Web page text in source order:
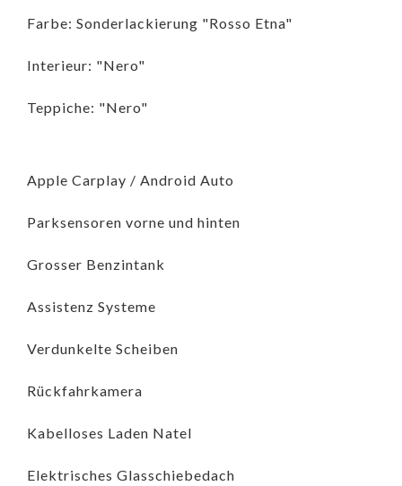
Farbe: Sonderlackierung "Rosso Etna"
Interieur: "Nero"
Teppiche: "Nero"
Apple Carplay / Android Auto
Parksensoren vorne und hinten
Grosser Benzintank
Assistenz Systeme
Verdunkelte Scheiben
Rückfahrkamera
Kabelloses Laden Natel
Elektrisches Glasschiebedach